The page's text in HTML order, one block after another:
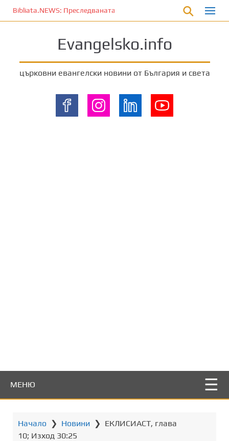
е
Bibliata.NEWS: Преследваната църква [9 август 2026]
Evangelsko.info
църковни евангелски новини от България и света
МЕНЮ
Начало ❯ Новини ❯ ЕКЛИСИАСТ, глава
10; Изход 30:25